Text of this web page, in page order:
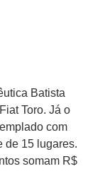
Batista
Toro. Já o
com
de 15 lugares.
somam R$